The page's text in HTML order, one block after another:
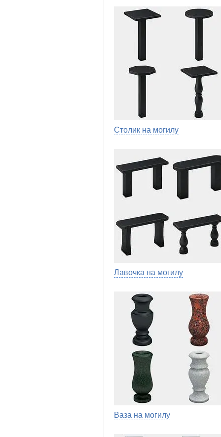
Столик на могилу
Лавочка на могилу
Ваза на могилу